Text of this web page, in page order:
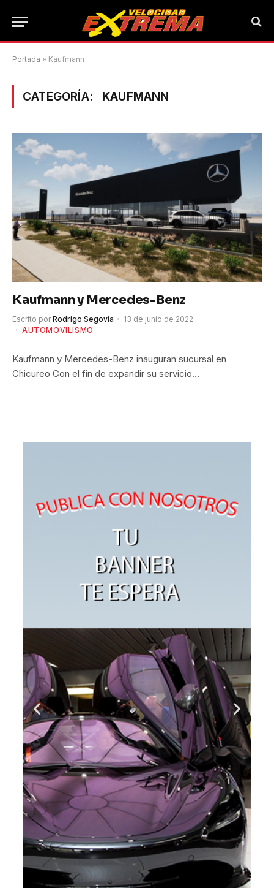
Portada » Kaufmann
CATEGORÍA: KAUFMANN
Kaufmann y Mercedes-Benz
Escrito por Rodrigo Segovia
13 de junio de 2022
AUTOMOVILISMO
Kaufmann y Mercedes-Benz inauguran sucursal en
Chicureo Con el fin de expandir su servicio…